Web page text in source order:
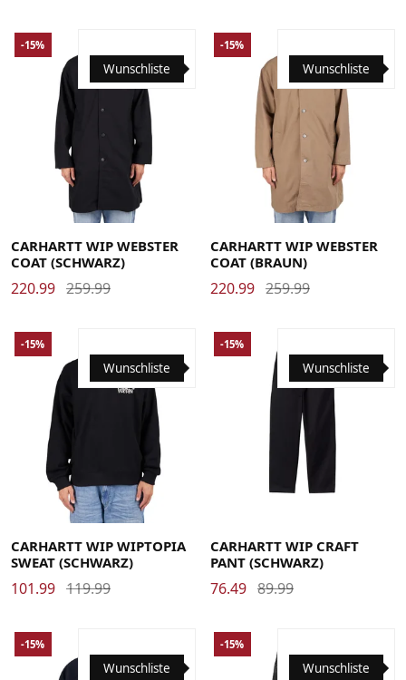
MediumSmallX-Large
Wunschliste
-15%
CARHARTT WIP WEBSTER
COAT (SCHWARZ)
220.99 259.99
MediumSmallX-Large
Wunschliste
-15%
CARHARTT WIP WEBSTER
COAT (BRAUN)
220.99 259.99
MediumSmallX-Large
Wunschliste
-15%
CARHARTT WIP WIPTOPIA
SWEAT (SCHWARZ)
101.99 119.99
Wunschliste
-15%
CARHARTT WIP CRAFT
PANT (SCHWARZ)
76.49 89.99
Wunschliste
-15%
Wunschliste
-15%